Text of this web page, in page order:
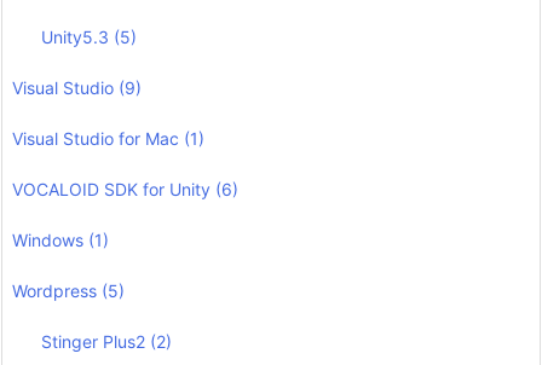
Unity5.3 (5)
Visual Studio (9)
Visual Studio for Mac (1)
VOCALOID SDK for Unity (6)
Windows (1)
Wordpress (5)
Stinger Plus2 (2)